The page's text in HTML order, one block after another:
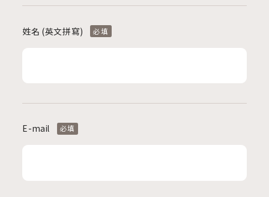
姓名 (英文拼寫) 必填
E-mail 必填